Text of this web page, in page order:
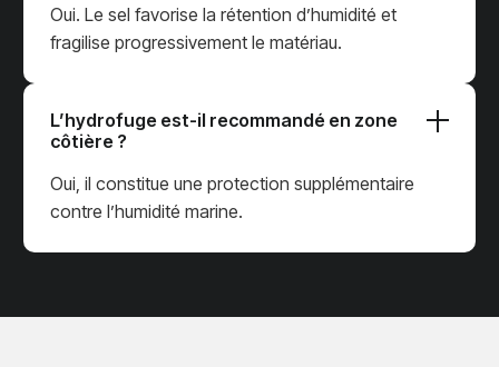
Oui. Le sel favorise la rétention d’humidité et
fragilise progressivement le matériau.
L’hydrofuge est-il recommandé en zone
côtière ?
Oui, il constitue une protection supplémentaire
contre l’humidité marine.